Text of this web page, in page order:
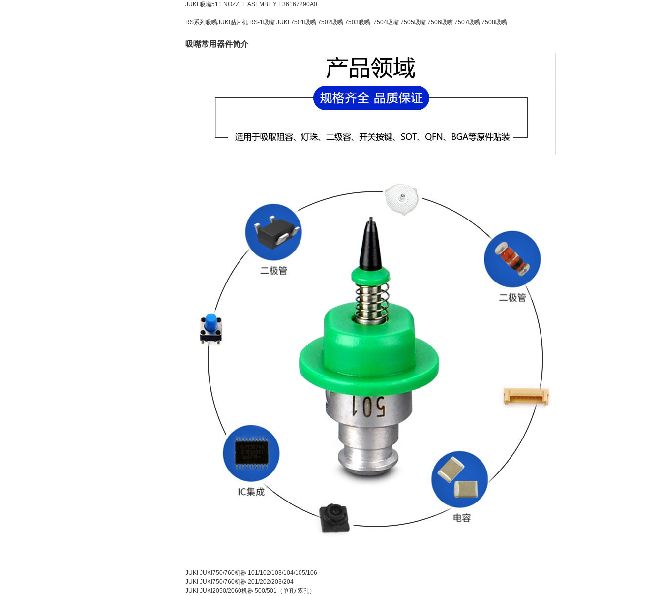
JUKI 吸嘴511 NOZZLE ASEMBL Y E36167290A0
RS系列吸嘴JUKI贴片机 RS-1吸嘴 JUKI 7501吸嘴 7502吸嘴 7503吸嘴 7504吸嘴 7505吸嘴 7506吸嘴 7507吸嘴 7508吸嘴
吸嘴常用器件简介
JUKI JUKI750/760机器 101/102/103/104/105/106
JUKI JUKI750/760机器 201/202/203/204
JUKI JUKI2050/2060机器 500/501（单孔/ 双孔）